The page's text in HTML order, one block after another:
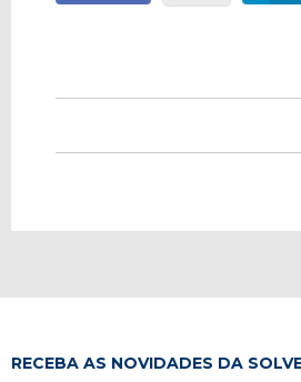
RECEBA AS NOVIDADES DA